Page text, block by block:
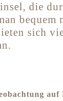
die
bequem
sich